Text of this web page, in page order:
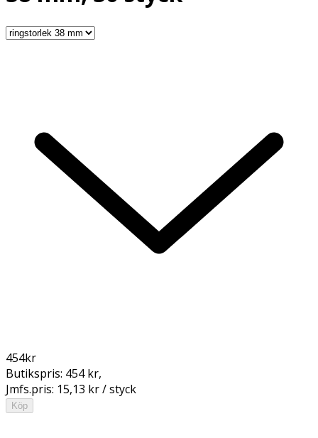
454kr
Butikspris: 454 kr,
Jmfs.pris: 15,13 kr / styck
Köp